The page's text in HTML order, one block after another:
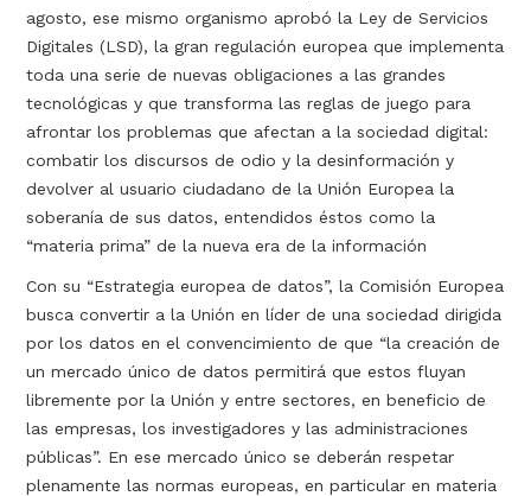
agosto, ese mismo organismo aprobó la Ley de Servicios
Digitales (LSD), la gran regulación europea que implementa
toda una serie de nuevas obligaciones a las grandes
tecnológicas y que transforma las reglas de juego para
afrontar los problemas que afectan a la sociedad digital:
combatir los discursos de odio y la desinformación y
devolver al usuario ciudadano de la Unión Europea la
soberanía de sus datos, entendidos éstos como la
“materia prima” de la nueva era de la información
Con su “Estrategia europea de datos”, la Comisión Europea
busca convertir a la Unión en líder de una sociedad dirigida
por los datos en el convencimiento de que “la creación de
un mercado único de datos permitirá que estos fluyan
libremente por la Unión y entre sectores, en beneficio de
las empresas, los investigadores y las administraciones
públicas”. En ese mercado único se deberán respetar
plenamente las normas europeas, en particular en materia